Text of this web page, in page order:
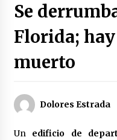
Héctor
3
en
Se
Florida;
muerto
Dolores Estrada
Un edificio de